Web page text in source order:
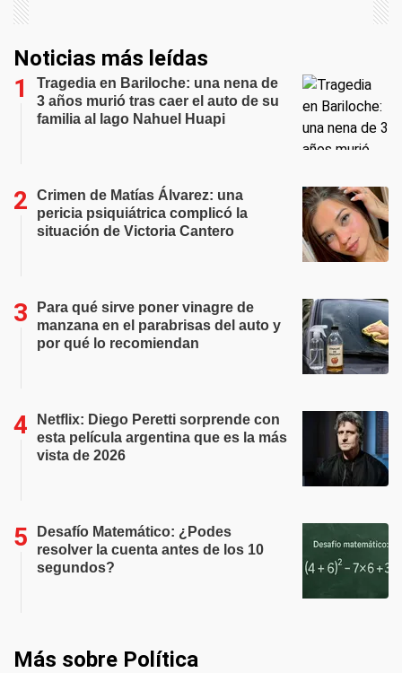
Noticias más leídas
Tragedia en Bariloche: una nena de
3 años murió tras caer el auto de su
familia al lago Nahuel Huapi
Crimen de Matías Álvarez: una
pericia psiquiátrica complicó la
situación de Victoria Cantero
Para qué sirve poner vinagre de
manzana en el parabrisas del auto y
por qué lo recomiendan
Netflix: Diego Peretti sorprende con
esta película argentina que es la más
vista de 2026
Desafío Matemático: ¿Podes
resolver la cuenta antes de los 10
segundos?
Más sobre Política